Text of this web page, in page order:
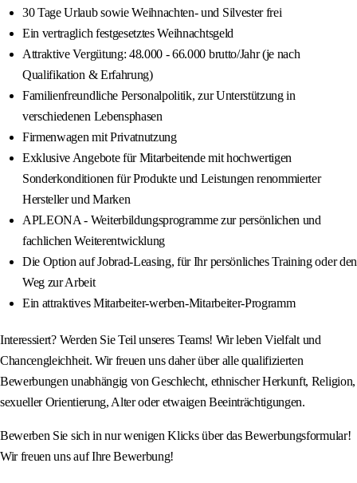
30 Tage Urlaub sowie Weihnachten- und Silvester frei
Ein vertraglich festgesetztes Weihnachtsgeld
Attraktive Vergütung: 48.000 - 66.000 brutto/Jahr (je nach
Qualifikation & Erfahrung)
Familienfreundliche Personalpolitik, zur Unterstützung in
verschiedenen Lebensphasen
Firmenwagen mit Privatnutzung
Exklusive Angebote für Mitarbeitende mit hochwertigen
Sonderkonditionen für Produkte und Leistungen renommierter
Hersteller und Marken
APLEONA - Weiterbildungsprogramme zur persönlichen und
fachlichen Weiterentwicklung
Die Option auf Jobrad-Leasing, für Ihr persönliches Training oder den
Weg zur Arbeit
Ein attraktives Mitarbeiter-werben-Mitarbeiter-Programm
Interessiert? Werden Sie Teil unseres Teams! Wir leben Vielfalt und
Chancengleichheit. Wir freuen uns daher über alle qualifizierten
Bewerbungen unabhängig von Geschlecht, ethnischer Herkunft, Religion,
sexueller Orientierung, Alter oder etwaigen Beeinträchtigungen.
Bewerben Sie sich in nur wenigen Klicks über das Bewerbungsformular!
Wir freuen uns auf Ihre Bewerbung!